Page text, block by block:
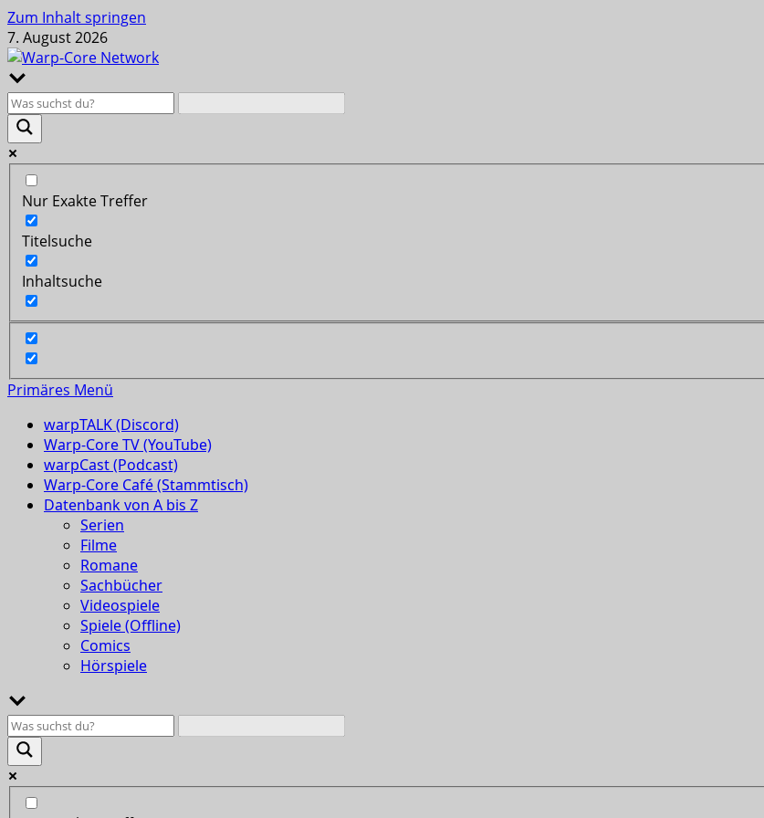
Zum Inhalt springen
7. August 2026
Nur Exakte Treffer
Titelsuche
Inhaltsuche
Primäres Menü
warpTALK (Discord)
Warp-Core TV (YouTube)
warpCast (Podcast)
Warp-Core Café (Stammtisch)
Datenbank von A bis Z
Serien
Filme
Romane
Sachbücher
Videospiele
Spiele (Offline)
Comics
Hörspiele